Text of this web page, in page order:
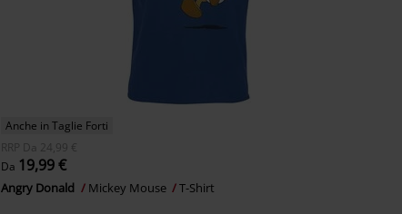
Anche in Taglie Forti
RRP
Da 24,99 €
Da 19,99 €
Angry Donald Mickey Mouse T-Shirt